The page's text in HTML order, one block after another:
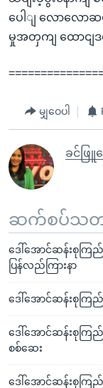
ပေါျ လောလောဆ
မှုအတှကျ ထောငျဒ
မျှဝေပါ
ခင်ဖြူ
ဆက်စပ်သတင်
ဒေါ်အောင်ဆန်းစုကြည်နဲ့
ပြန်လည်ကြားနာ
ဒေါ်အောင်ဆန်းစုကြ
ဒေါ်အောင်ဆန်းစုက
စစ်ဆေး
ဒေါ်အောင်ဆန်းစုက